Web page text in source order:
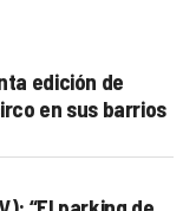
edición de
en sus barrios